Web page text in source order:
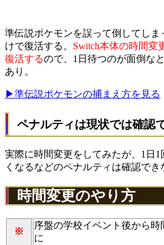
準伝説ポケモンを誤って倒してし
けで復活する。 Switch本体の時間変
復活するので、1日待つのが面倒な
あり。
▶準伝説ポケモンの捕まえ方を見る
ペナルティは現状では確認
実際に時間変更をしてみたが、1日
くなるなどのペナルティは確認でき
時間変更のやり方
※
序盤の学校イベント後から時
に